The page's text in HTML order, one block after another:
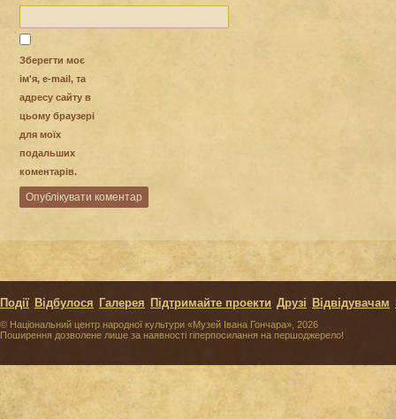
Зберегти моє
ім'я, e-mail, та
адресу сайту в
цьому браузері
для моїх
подальших
коментарів.
© Національний центр народної культури «Музей Івана Гончара», 2026
Поширення дозволене лише за наявності гіперпосилання на першоджерело!
Події Відбулося Галерея Підтримайте проекти Друзі Відвідувачам